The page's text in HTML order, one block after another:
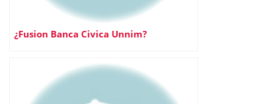
¿Fusion Banca Civica Unnim?